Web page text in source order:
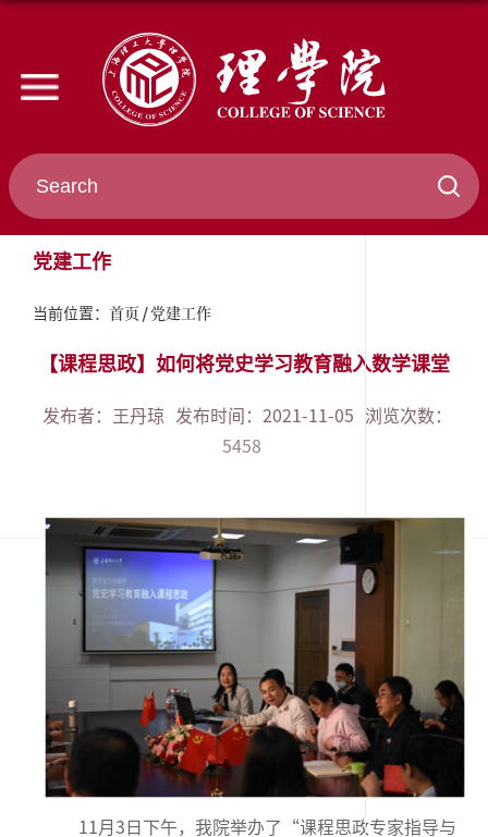
党建工作
当前位置： 首页 党建工作
【课程思政】如何将党史学习教育融入数学课堂
发布者：王丹琼 发布时间：2021-11-05
浏览次数：
5458
11 月 3 日下午，我院举办了“课程思政专家指导与